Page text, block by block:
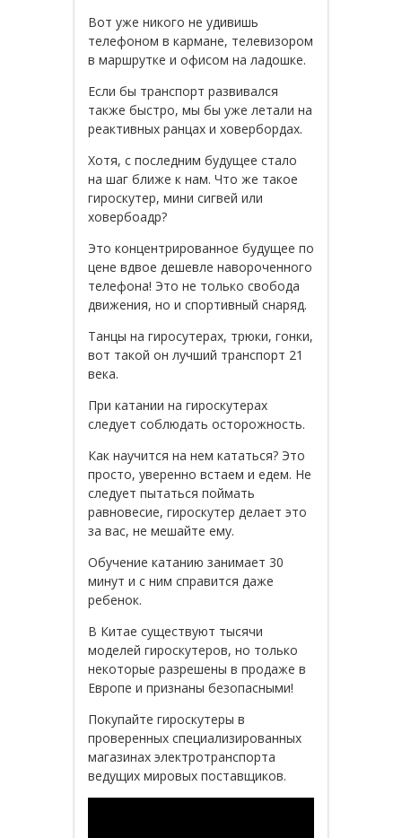
Вот уже никого не удивишь
телефоном в кармане, телевизором
в маршрутке и офисом на ладошке.
Если бы транспорт развивался
также быстро, мы бы уже летали на
реактивных ранцах и ховербордах.
Хотя, с последним будущее стало
на шаг ближе к нам. Что же такое
гироскутер, мини сигвей или
ховербоадр?
Это концентрированное будущее по
цене вдвое дешевле навороченного
телефона! Это не только свобода
движения, но и спортивный снаряд.
Танцы на гиросутерах, трюки, гонки,
вот такой он лучший транспорт 21
века.
При катании на гироскутерах
следует соблюдать осторожность.
Как научится на нем кататься? Это
просто, уверенно встаем и едем. Не
следует пытаться поймать
равновесие, гироскутер делает это
за вас, не мешайте ему.
Обучение катанию занимает 30
минут и с ним справится даже
ребенок.
В Китае существуют тысячи
моделей гироскутеров, но только
некоторые разрешены в продаже в
Европе и признаны безопасными!
Покупайте гироскутеры в
проверенных специализированных
магазинах электротранспорта
ведущих мировых поставщиков.